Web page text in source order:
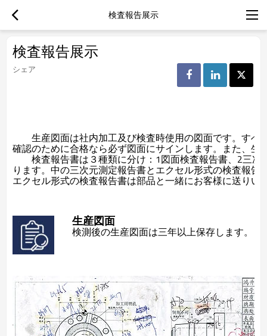
検査報告展示
検査報告展示
シェア
生産図面は社内加工及び検査時使用の図面です。す
確認のために合格なら必ず図面にサインします。また、
検査報告書は３種類に分け：1図面検査報告書、2三
ります。中の三次元測定報告書とエクセル形式の検査報
エクセル形式の検査報告書は部品と一緒にお客様に送りい
生産図面
検測後の生産図面は三年以上保存します。